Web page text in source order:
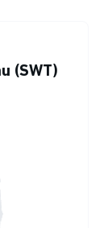
(SWT)